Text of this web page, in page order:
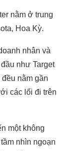
nằm ở trung
Hoa Kỳ.
nhân và
như Target
nằm gần
các lối đi trên
một không
nhìn ngoạn